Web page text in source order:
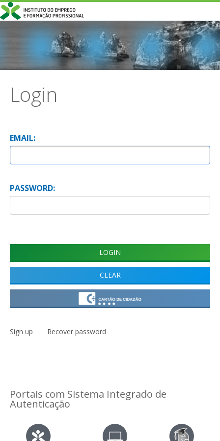
Login
EMAIL:
PASSWORD:
Sign up Recover password
Portais com Sistema Integrado de
Autenticação